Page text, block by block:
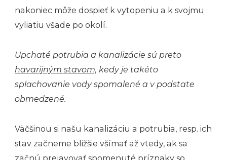
nakoniec môže dospieť k vytopeniu a k svojmu
vyliatiu všade po okolí.
Upchaté potrubia a kanalizácie sú preto
havarijným stavom, kedy je takéto
splachovanie vody spomalené a v podstate
obmedzené.
Väčšinou si našu kanalizáciu a potrubia, resp. ich
stav začneme bližšie všímať až vtedy, ak sa